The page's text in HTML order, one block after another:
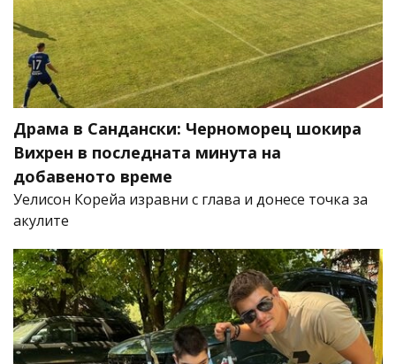
Драма в Сандански: Черноморец шокира
Вихрен в последната минута на
добавеното време
Уелисон Корейа изравни с глава и донесе точка за
акулите